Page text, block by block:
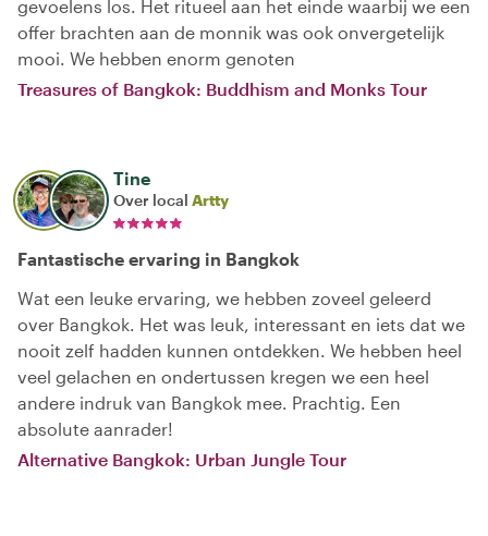
gevoelens los. Het ritueel aan het einde waarbij we een
offer brachten aan de monnik was ook onvergetelijk
mooi. We hebben enorm genoten
Treasures of Bangkok: Buddhism and Monks Tour
Tine
Over local Artty
Fantastische ervaring in Bangkok
Wat een leuke ervaring, we hebben zoveel geleerd
over Bangkok. Het was leuk, interessant en iets dat we
nooit zelf hadden kunnen ontdekken. We hebben heel
veel gelachen en ondertussen kregen we een heel
andere indruk van Bangkok mee. Prachtig. Een
absolute aanrader!
Alternative Bangkok: Urban Jungle Tour